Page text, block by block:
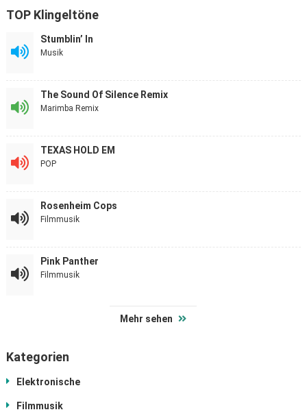
TOP Klingeltöne
Stumblin’ In
Musik
The Sound Of Silence Remix
Marimba Remix
TEXAS HOLD EM
POP
Rosenheim Cops
Filmmusik
Pink Panther
Filmmusik
Mehr sehen
Kategorien
Elektronische
Filmmusik